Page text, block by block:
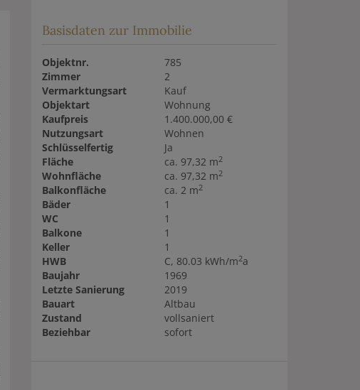
Basisdaten zur Immobilie
Objektnr.
785
Zimmer
2
Vermarktungsart
Kauf
Objektart
Wohnung
Kaufpreis
1.400.000,00 €
Nutzungsart
Wohnen
Schlüsselfertig
Ja
Fläche
ca. 97,32 m2
Wohnfläche ca. 97,32 m2
Balkonfläche ca. 2 m2
Bäder
1
WC
1
Balkone
1
Keller
1
HWB
C, 80.03 kWh/m2a
Baujahr
1969
Letzte Sanierung
2019
Bauart
Altbau
Zustand
vollsaniert
Beziehbar
sofort